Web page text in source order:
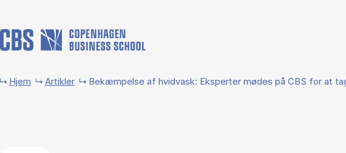
Hjem Artikler Bekæmpelse af hvidvask: Eksperter mødes på CBS for at